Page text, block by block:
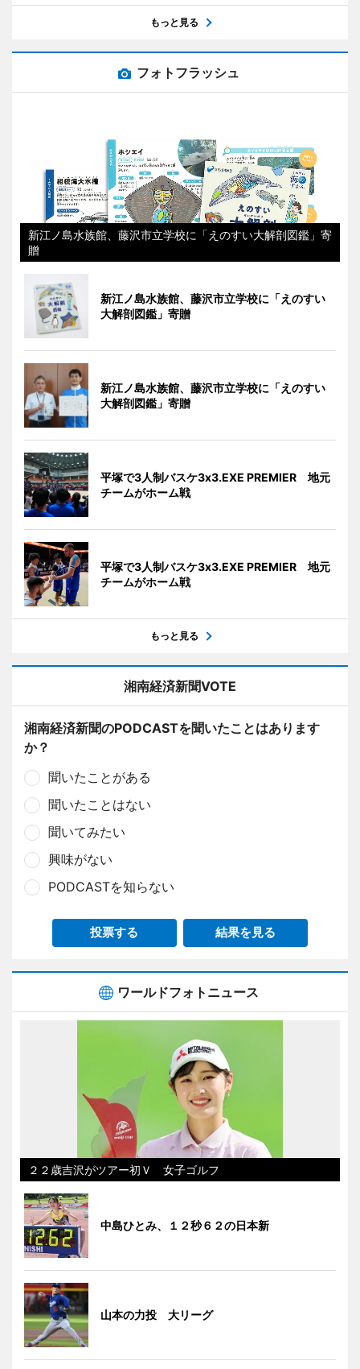
もっと見る
フォトフラッシュ
新江ノ島水族館、藤沢市立学校に「えのすい大解剖図鑑」寄
贈
新江ノ島水族館、藤沢市立学校に「えのすい
大解剖図鑑」寄贈
新江ノ島水族館、藤沢市立学校に「えのすい
大解剖図鑑」寄贈
平塚で3人制バスケ3x3.EXE PREMIER 地元
チームがホーム戦
平塚で3人制バスケ3x3.EXE PREMIER 地元
チームがホーム戦
もっと見る
湘南経済新聞VOTE
湘南経済新聞のPODCASTを聞いたことはあります
か？
聞いたことがある
聞いたことはない
聞いてみたい
興味がない
PODCASTを知らない
投票する 結果を見る
ワールドフォトニュース
２２歳吉沢がツアー初Ｖ 女子ゴルフ
中島ひとみ、１２秒６２の日本新
山本の力投 大リーグ